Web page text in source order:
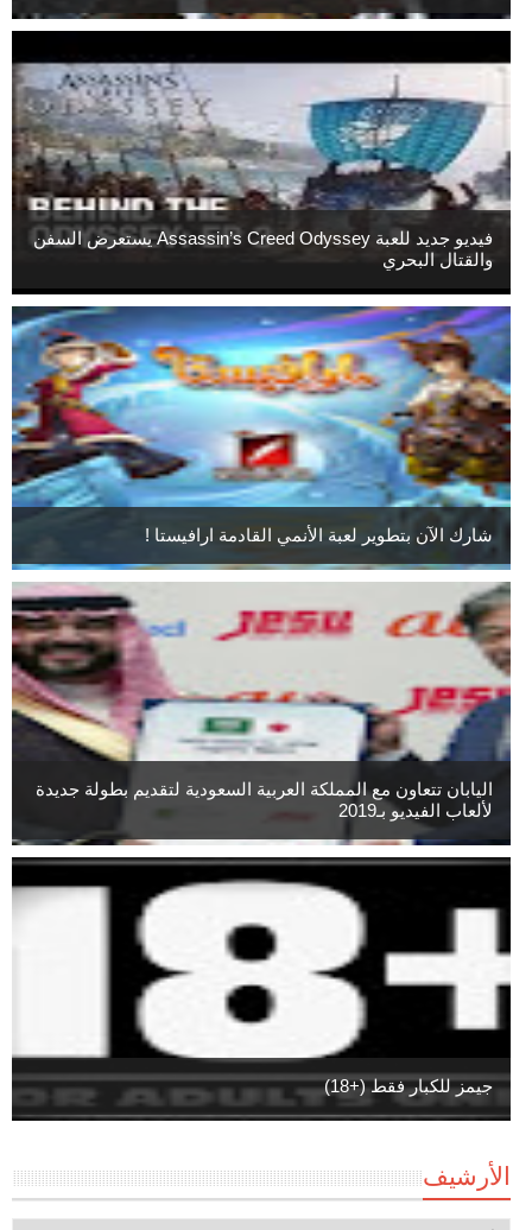
فيديو جديد للعبة Assassin’s Creed Odyssey يستعرض السفن
والقتال البحري
شارك الآن بتطوير لعبة الأنمي القادمة ارافيستا !
اليابان تتعاون مع المملكة العربية السعودية لتقديم بطولة جديدة
لألعاب الفيديو بـ2019
جيمز للكبار فقط (+18)
الأرشيف